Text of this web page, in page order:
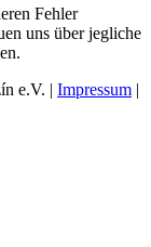
Fehler
uns über jegliche
e.V. | Impressum |